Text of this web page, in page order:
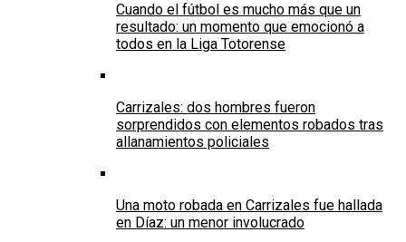
Cuando el fútbol es mucho más que un
resultado: un momento que emocionó a
todos en la Liga Totorense
Carrizales: dos hombres fueron
sorprendidos con elementos robados tras
allanamientos policiales
Una moto robada en Carrizales fue hallada
en Díaz: un menor involucrado